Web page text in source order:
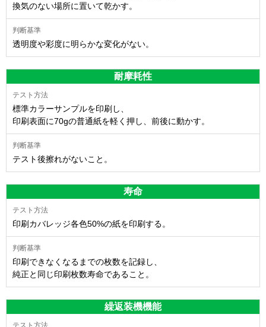
換気のない場所に置いて乾かす。
透明度や彩度に明らかな変化がない。
耐摩耗性
標準カラーサンプルを印刷し、
印刷表面に70gの普通紙を軽く押し、前後に動かす。
テスト後擦れがないこと。
寿命
印刷カバレッジ各色50%の紙を印刷する。
印刷できなくなるまでの枚数を記録し、
純正と同じ印刷枚数寿命であること。
繰返装機機能